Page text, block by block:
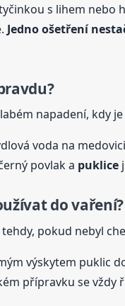
s lihem nebo
Jedno ošetření
napadení, kdy
voda na
povlak a puklice
do vaření?
pokud nebyl
výskytem puklic
přípravku se vždy